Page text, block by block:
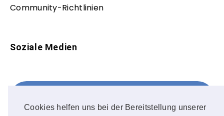
Cookies helfen uns bei der Bereitstellung unserer
Community-Richtlinien
Soziale Medien
FOLLOW ME!